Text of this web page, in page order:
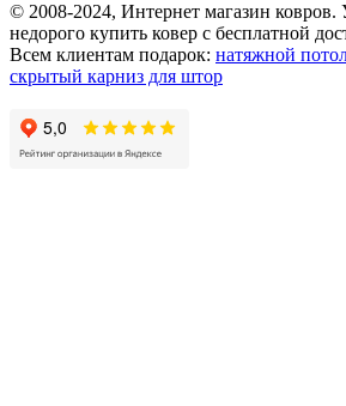
© 2008-2024, Интернет магазин
недорого купить ковер с бесплатной
Всем клиентам подарок: натяжной
скрытый карниз для штор